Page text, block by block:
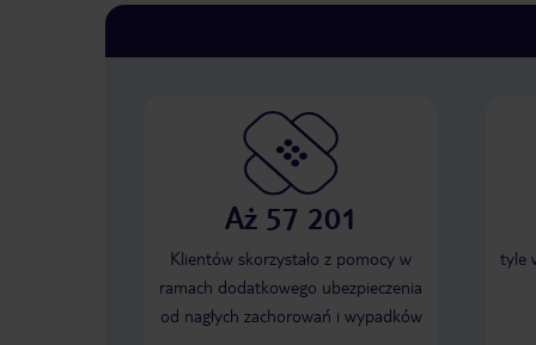
Aż 57 201
Klientów skorzystało z pomocy w
ramach dodatkowego ubezpieczenia
od nagłych zachorowań i wypadków
tyle